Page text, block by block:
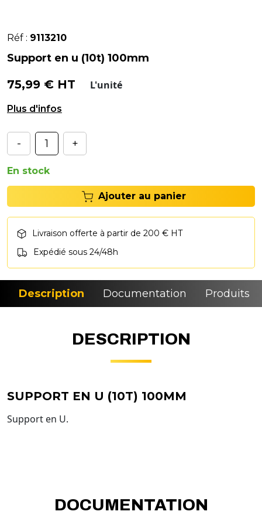
Réf : 9113210
Support en u (10t) 100mm
75,99 € HT L'unité
Support en U.
- +
En stock
Ajouter au panier
Livraison offerte à partir de 200 € HT
Expédié sous 24/48h
Description Documentation Produits
DESCRIPTION
SUPPORT EN U (10T) 100MM
Support en U.
DOCUMENTATION